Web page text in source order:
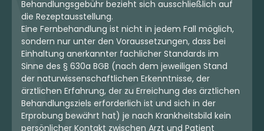
Behandlungsgebühr bezieht sich ausschließlich auf
die Rezeptausstellung.
Eine Fernbehandlung ist nicht in jedem Fall möglich,
sondern nur unter den Voraussetzungen, dass bei
Einhaltung anerkannter fachlicher Standards im
Sinne des § 630a BGB (nach dem jeweiligen Stand
der naturwissenschaftlichen Erkenntnisse, der
ärztlichen Erfahrung, der zu Erreichung des ärztlichen
Behandlungsziels erforderlich ist und sich in der
Erprobung bewährt hat) je nach Krankheitsbild kein
persönlicher Kontakt zwischen Arzt und Patient